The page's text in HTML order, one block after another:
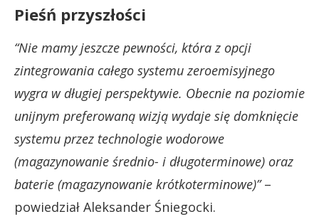
Pieśń przyszłości
“Nie mamy jeszcze pewności, która z opcji
zintegrowania całego systemu zeroemisyjnego
wygra w długiej perspektywie. Obecnie na poziomie
unijnym preferowaną wizją wydaje się domknięcie
systemu przez technologie wodorowe
(magazynowanie średnio- i długoterminowe) oraz
baterie (magazynowanie krótkoterminowe)”–
powiedział Aleksander Śniegocki.